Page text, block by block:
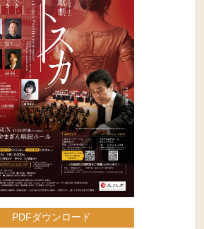
PDFダウンロード